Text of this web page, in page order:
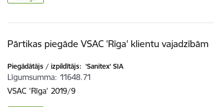
Pārtikas piegāde VSAC 'Rīga' klientu vajadzībām
Piegādātājs / izpildītājs: 'Sanitex' SIA
Līgumsumma 11648.71
VSAC 'Rīga' 2019/9